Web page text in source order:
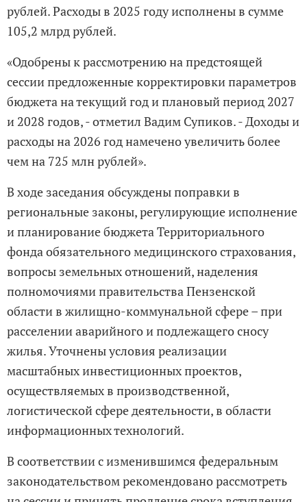
рублей. Расходы в 2025 году исполнены в сумме
105,2 млрд рублей.
«Одобрены к рассмотрению на предстоящей
сессии предложенные корректировки параметров
бюджета на текущий год и плановый период 2027
и 2028 годов, - отметил Вадим Супиков. - Доходы и
расходы на 2026 год намечено увеличить более
чем на 725 млн рублей».
В ходе заседания обсуждены поправки в
региональные законы, регулирующие исполнение
и планирование бюджета Территориального
фонда обязательного медицинского страхования,
вопросы земельных отношений, наделения
полномочиями правительства Пензенской
области в жилищно-коммунальной сфере – при
расселении аварийного и подлежащего сносу
жилья. Уточнены условия реализации
масштабных инвестиционных проектов,
осуществляемых в производственной,
логистической сфере деятельности, в области
информационных технологий.
В соответствии с изменившимся федеральным
законодательством рекомендовано рассмотреть